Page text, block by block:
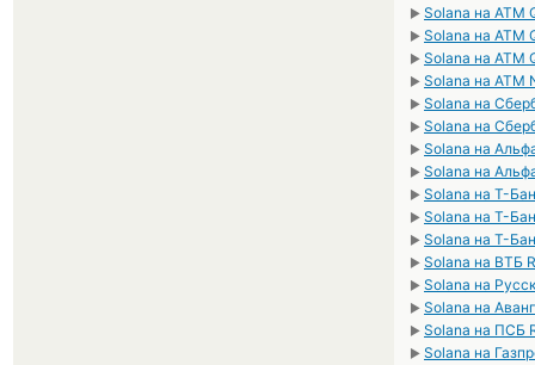
► Solana на ATM
► Solana на ATM
► Solana на ATM
► Solana на ATM
► Solana на
► Solana на
► Solana на
► Solana на
► Solana на Т-
► Solana на Т-
► Solana на Т-
► Solana на ВТБ
► Solana на
► Solana на
► Solana на ПСБ
► Solana на